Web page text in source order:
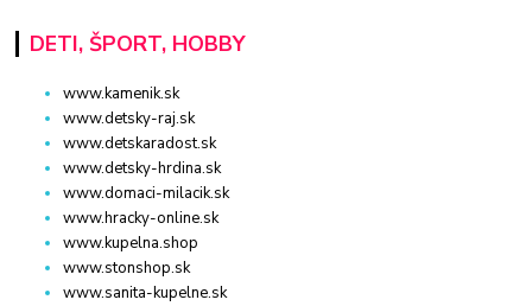
DETI, ŠPORT, HOBBY
www.kamenik.sk
www.detsky-raj.sk
www.detskaradost.sk
www.detsky-hrdina.sk
www.domaci-milacik.sk
www.hracky-online.sk
www.kupelna.shop
www.stonshop.sk
www.sanita-kupelne.sk